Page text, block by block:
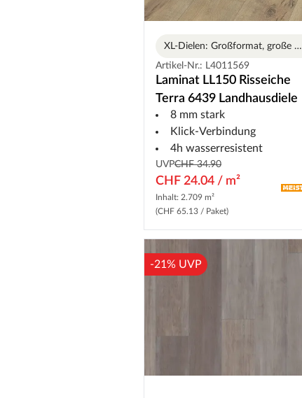
XL-Dielen: Großformat, große Wirkung
Artikel-Nr.: L4011569
Laminat LL150 Risseiche
Terra 6439 Landhausdiele
8 mm stark
Klick-Verbindung
4h wasserresistent
UVPCHF 34.90
CHF 24.04 / m²
Inhalt: 2.709 m²
(CHF 65.13 / Paket)
-21% UVP